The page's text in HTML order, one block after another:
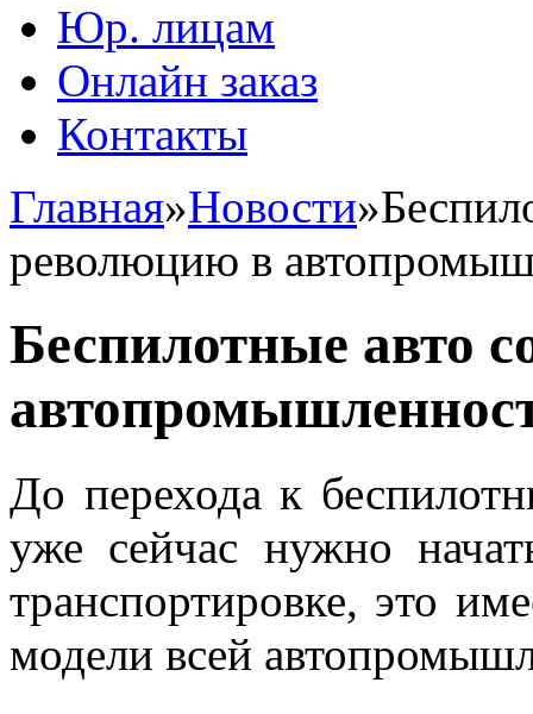
Юр. лицам
Онлайн заказ
Контакты
Главная»Новости»
революцию в
Беспилотные авто
До перехода к
уже сейчас нужно
транспортировке, это
модели всей